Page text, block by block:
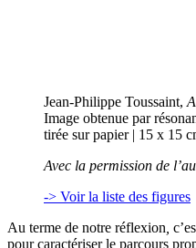
Jean-Philippe Toussaint,
Image obtenue par
tirée sur papier | 15 x 15
Avec la permission de
-> Voir la liste des figures
Au terme de notre réflexion
pour caractériser le parcours